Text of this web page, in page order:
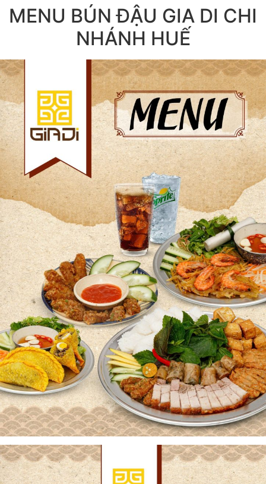
MENU BÚN ĐẬU GIA DI CHI
NHÁNH HUẾ